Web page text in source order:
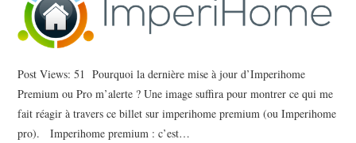
Post Views: 51 Pourquoi la dernière mise à jour d’Imperihome
Premium ou Pro m’alerte ? Une image suffira pour montrer ce qui me
fait réagir à travers ce billet sur imperihome premium (ou Imperihome
pro). Imperihome premium : c’est…